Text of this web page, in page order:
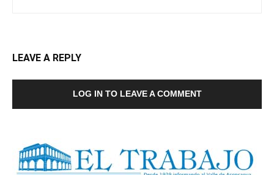
LEAVE A REPLY
LOG IN TO LEAVE A COMMENT